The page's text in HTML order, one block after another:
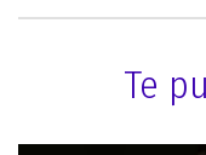
Te